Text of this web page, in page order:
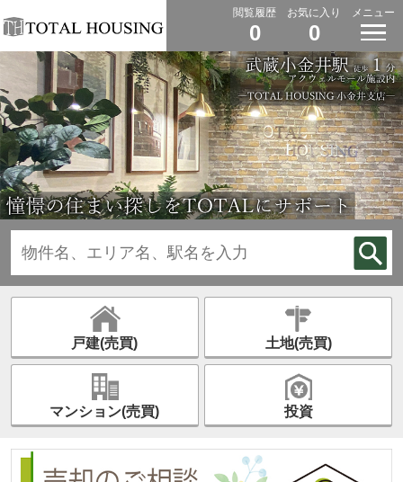
閲覧履歴
0
お気に入り
0
メニュー
戸建(売買) 土地(売買)
マンション(売買) 投資